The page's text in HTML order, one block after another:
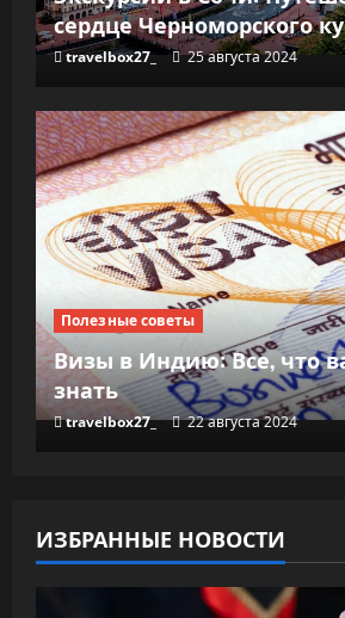
сердце Черноморского
travelbox27_ 25 августа 2024
Полезные советы
Визы в Индию: Все, что
знать
travelbox27_ 22 августа 2024
ИЗБРАННЫЕ НОВОСТИ